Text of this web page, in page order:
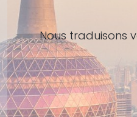
Nous traduisons